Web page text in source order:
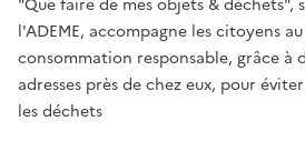
"Que faire de mes objets &
l'ADEME, accompagne les citoyens
consommation responsable, grâce à
adresses près de chez eux, pour
les déchets